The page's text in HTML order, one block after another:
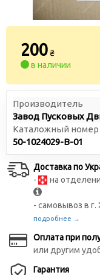
200₴
в наличии
Производитель
Завод Пусковых
Каталожный номер
50-1024029-В-01
Доставка по
-
на
- самовывоз в г.
подробнее →
Оплата при
или другим
Гарантия